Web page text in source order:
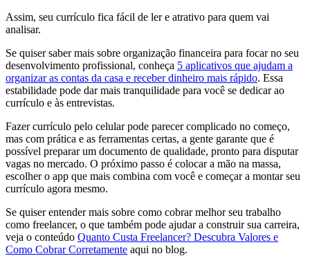
Assim, seu currículo fica fácil de ler e atrativo para quem vai
analisar.
Se quiser saber mais sobre organização financeira para focar no seu
desenvolvimento profissional, conheça 5 aplicativos que ajudam a
organizar as contas da casa e receber dinheiro mais rápido. Essa
estabilidade pode dar mais tranquilidade para você se dedicar ao
currículo e às entrevistas.
Fazer currículo pelo celular pode parecer complicado no começo,
mas com prática e as ferramentas certas, a gente garante que é
possível preparar um documento de qualidade, pronto para disputar
vagas no mercado. O próximo passo é colocar a mão na massa,
escolher o app que mais combina com você e começar a montar seu
currículo agora mesmo.
Se quiser entender mais sobre como cobrar melhor seu trabalho
como freelancer, o que também pode ajudar a construir sua carreira,
veja o conteúdo Quanto Custa Freelancer? Descubra Valores e
Como Cobrar Corretamente aqui no blog.